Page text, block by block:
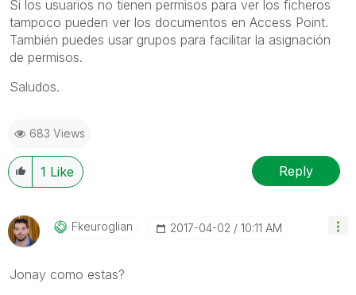
Si los usuarios no tienen permisos para ver los ficheros
tampoco pueden ver los documentos en Access Point.
También puedes usar grupos para facilitar la asignación
de permisos.
Saludos.
683 Views
1 Like Reply
Fkeuroglian ‎2017-04-02 10:11 AM
Jonay como estas?